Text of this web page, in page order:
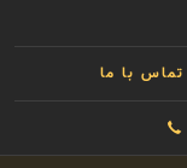
تماس با ما
تلگرام